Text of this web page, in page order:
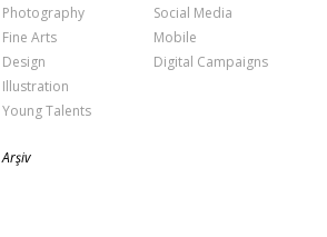
Photography
Fine Arts
Design
Illustration
Young Talents
Social Media
Mobile
Digital Campaigns
Arşiv